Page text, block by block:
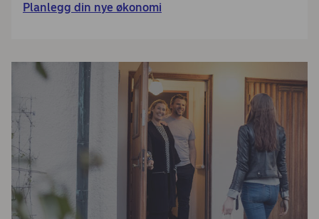
Planlegg din nye økonomi